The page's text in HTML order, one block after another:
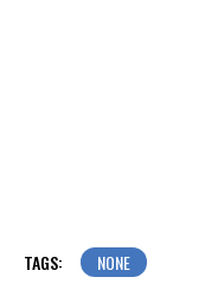
TAGS: NONE